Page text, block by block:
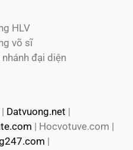
HLV
võ sĩ
đại diện
| Datvuong.net |
| Hocvotuve.com |
|